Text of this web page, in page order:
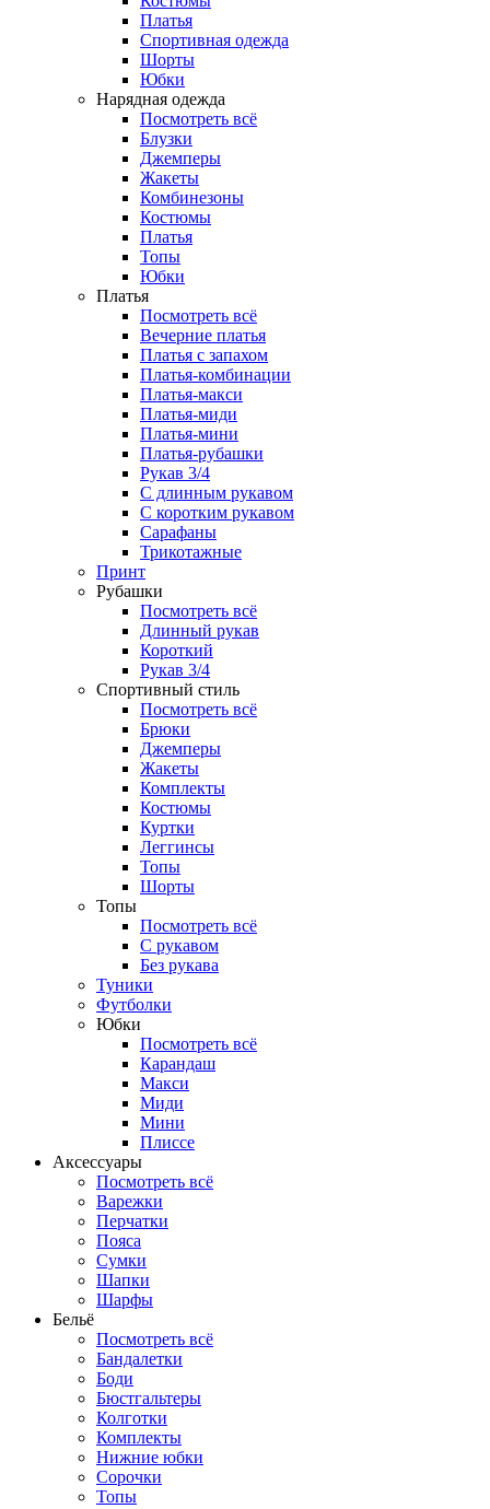
Платья
Спортивная одежда
Шорты
Юбки
Нарядная одежда
Посмотреть всё
Блузки
Джемперы
Жакеты
Комбинезоны
Костюмы
Платья
Топы
Юбки
Платья
Посмотреть всё
Вечерние платья
Платья с запахом
Платья-комбинации
Платья-макси
Платья-миди
Платья-мини
Платья-рубашки
Рукав 3/4
С длинным рукавом
С коротким рукавом
Сарафаны
Трикотажные
Принт
Рубашки
Посмотреть всё
Длинный рукав
Короткий
Рукав 3/4
Спортивный стиль
Посмотреть всё
Брюки
Джемперы
Жакеты
Комплекты
Костюмы
Куртки
Леггинсы
Топы
Шорты
Топы
Посмотреть всё
C рукавом
Без рукава
Туники
Футболки
Юбки
Посмотреть всё
Карандаш
Макси
Миди
Мини
Плиссе
Аксессуары
Посмотреть всё
Варежки
Перчатки
Пояса
Сумки
Шапки
Шарфы
Бельё
Посмотреть всё
Бандалетки
Боди
Бюстгальтеры
Колготки
Комплекты
Нижние юбки
Сорочки
Топы